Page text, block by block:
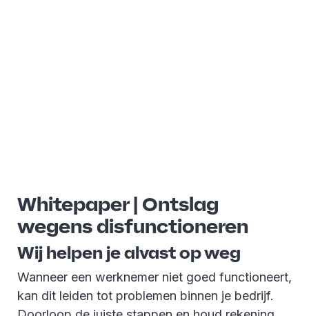
Whitepaper | Ontslag
wegens disfunctioneren
Wij helpen je alvast op weg
Wanneer een werknemer niet goed functioneert,
kan dit leiden tot problemen binnen je bedrijf.